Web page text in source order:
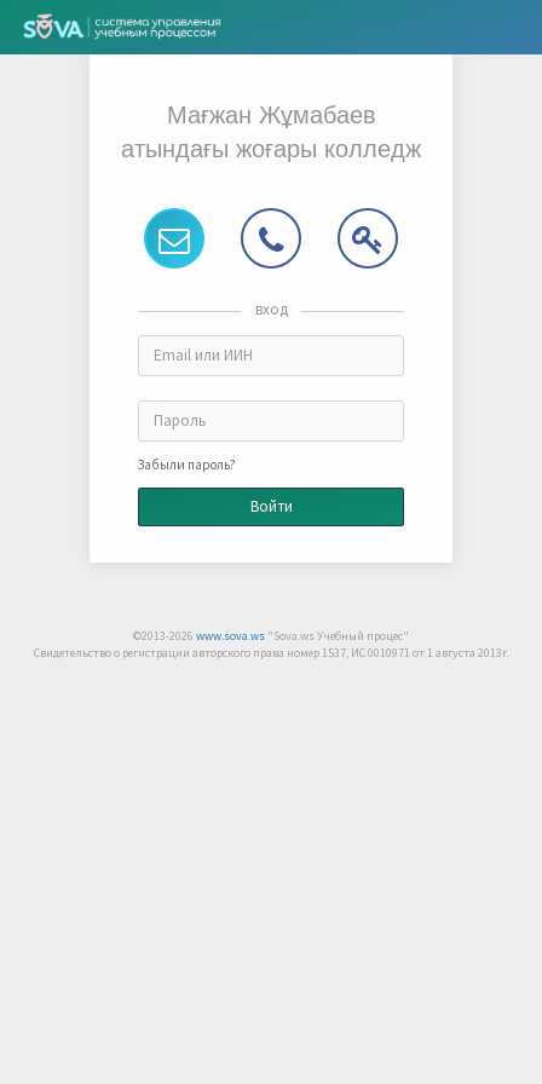
Мағжан Жұмабаев
атындағы жоғары колледж
вход
Забыли пароль?
©2013-2026 www.sova.ws "Sova.ws Учебный процес"
Свидетельство о регистрации авторского права номер 1537, ИС 0010971 от 1 августа 2013г.